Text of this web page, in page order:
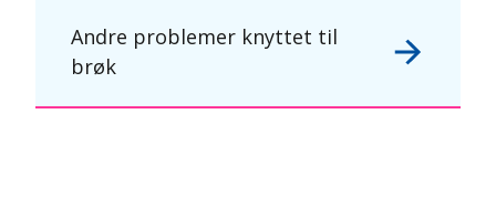
Andre problemer knyttet til
brøk